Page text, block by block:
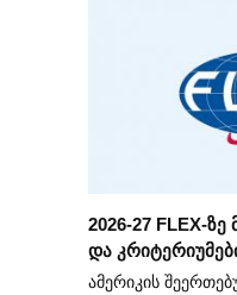
2026-27 FLEX-
და
ამერიკის